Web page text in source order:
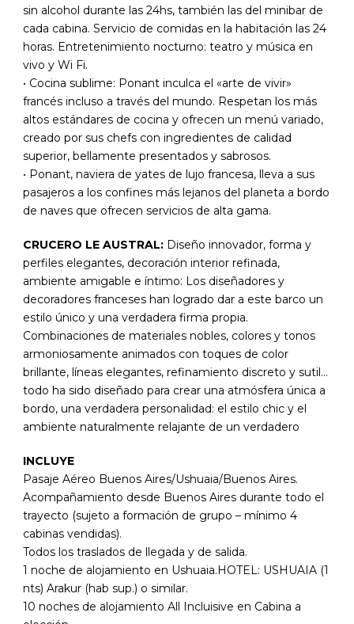
sin alcohol durante las 24hs, también las del minibar de
cada cabina. Servicio de comidas en la habitación las 24
horas. Entretenimiento nocturno: teatro y música en
vivo y Wi Fi.
• Cocina sublime: Ponant inculca el «arte de vivir»
francés incluso a través del mundo. Respetan los más
altos estándares de cocina y ofrecen un menú variado,
creado por sus chefs con ingredientes de calidad
superior, bellamente presentados y sabrosos.
• Ponant, naviera de yates de lujo francesa, lleva a sus
pasajeros a los confines más lejanos del planeta a bordo
de naves que ofrecen servicios de alta gama.
CRUCERO LE AUSTRAL: Diseño innovador, forma y
perfiles elegantes, decoración interior refinada,
ambiente amigable e íntimo: Los diseñadores y
decoradores franceses han logrado dar a este barco un
estilo único y una verdadera firma propia.
Combinaciones de materiales nobles, colores y tonos
armoniosamente animados con toques de color
brillante, líneas elegantes, refinamiento discreto y sutil…
todo ha sido diseñado para crear una atmósfera única a
bordo, una verdadera personalidad: el estilo chic y el
ambiente naturalmente relajante de un verdadero
INCLUYE
Pasaje Aéreo Buenos Aires/Ushuaia/Buenos Aires.
Acompañamiento desde Buenos Aires durante todo el
trayecto (sujeto a formación de grupo – mínimo 4
cabinas vendidas).
Todos los traslados de llegada y de salida.
1 noche de alojamiento en Ushuaia.HOTEL: USHUAIA (1
nts) Arakur (hab sup.) o similar.
10 noches de alojamiento All Incluisive en Cabina a